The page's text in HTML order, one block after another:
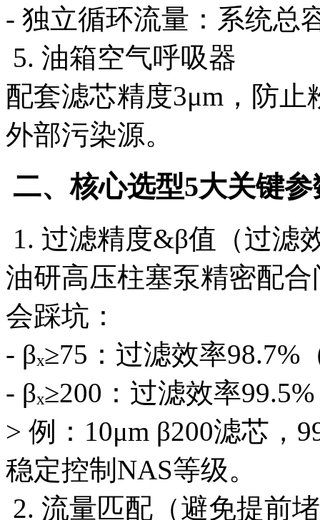
- 独立循环流量：系统总
5. 油箱空气呼吸器
配套滤芯精度3μm，防
外部污染源。
二、核心选型5大关键
1. 过滤精度&β值（过滤
油研高压柱塞泵精密配
会踩坑：
- βₓ≥75：过滤效率98.7%
- βₓ≥200：过滤效率
> 例：10μm β200滤芯，
稳定控制NAS等级。
2. 流量匹配（避免提前